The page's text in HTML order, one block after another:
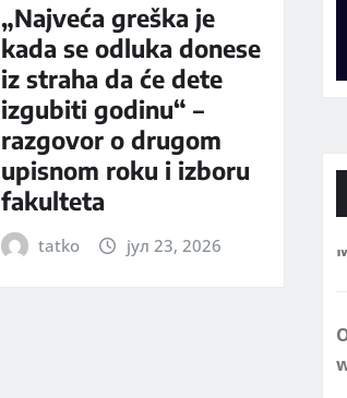
„Najveća greška je
kada se odluka donese
iz straha da će dete
izgubiti godinu“ –
razgovor o drugom
upisnom roku i izboru
fakulteta
tatko јул 23, 2026